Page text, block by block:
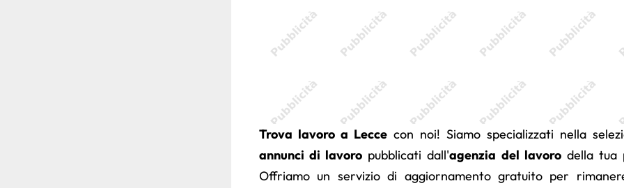
Trova lavoro a Lecce con noi! Siamo specializzati nella
annunci di lavoro pubblicati dall'agenzia del lavorodella tua
Offriamo un servizio di aggiornamento gratuito per